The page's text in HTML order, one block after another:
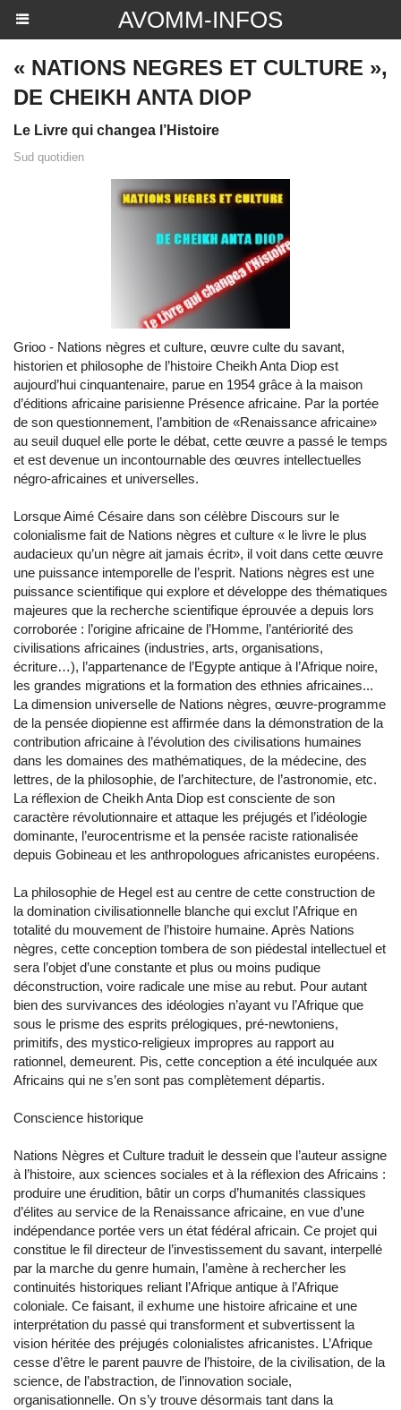
AVOMM-INFOS
« NATIONS NEGRES ET CULTURE »,
DE CHEIKH ANTA DIOP
Le Livre qui changea l’Histoire
Sud quotidien
Grioo - Nations nègres et culture, œuvre culte du savant,
historien et philosophe de l’histoire Cheikh Anta Diop est
aujourd’hui cinquantenaire, parue en 1954 grâce à la maison
d’éditions africaine parisienne Présence africaine. Par la portée
de son questionnement, l’ambition de «Renaissance africaine»
au seuil duquel elle porte le débat, cette œuvre a passé le temps
et est devenue un incontournable des œuvres intellectuelles
négro-africaines et universelles.
Lorsque Aimé Césaire dans son célèbre Discours sur le
colonialisme fait de Nations nègres et culture « le livre le plus
audacieux qu’un nègre ait jamais écrit», il voit dans cette œuvre
une puissance intemporelle de l’esprit. Nations nègres est une
puissance scientifique qui explore et développe des thématiques
majeures que la recherche scientifique éprouvée a depuis lors
corroborée : l’origine africaine de l’Homme, l’antériorité des
civilisations africaines (industries, arts, organisations,
écriture…), l’appartenance de l’Egypte antique à l’Afrique noire,
les grandes migrations et la formation des ethnies africaines...
La dimension universelle de Nations nègres, œuvre-programme
de la pensée diopienne est affirmée dans la démonstration de la
contribution africaine à l’évolution des civilisations humaines
dans les domaines des mathématiques, de la médecine, des
lettres, de la philosophie, de l’architecture, de l’astronomie, etc.
La réflexion de Cheikh Anta Diop est consciente de son
caractère révolutionnaire et attaque les préjugés et l’idéologie
dominante, l’eurocentrisme et la pensée raciste rationalisée
depuis Gobineau et les anthropologues africanistes européens.
La philosophie de Hegel est au centre de cette construction de
la domination civilisationnelle blanche qui exclut l’Afrique en
totalité du mouvement de l’histoire humaine. Après Nations
nègres, cette conception tombera de son piédestal intellectuel et
sera l’objet d’une constante et plus ou moins pudique
déconstruction, voire radicale une mise au rebut. Pour autant
bien des survivances des idéologies n’ayant vu l’Afrique que
sous le prisme des esprits prélogiques, pré-newtoniens,
primitifs, des mystico-religieux impropres au rapport au
rationnel, demeurent. Pis, cette conception a été inculquée aux
Africains qui ne s’en sont pas complètement départis.
Conscience historique
Nations Nègres et Culture traduit le dessein que l’auteur assigne
à l’histoire, aux sciences sociales et à la réflexion des Africains :
produire une érudition, bâtir un corps d’humanités classiques
d’élites au service de la Renaissance africaine, en vue d’une
indépendance portée vers un état fédéral africain. Ce projet qui
constitue le fil directeur de l’investissement du savant, interpellé
par la marche du genre humain, l’amène à rechercher les
continuités historiques reliant l’Afrique antique à l’Afrique
coloniale. Ce faisant, il exhume une histoire africaine et une
interprétation du passé qui transforment et subvertissent la
vision héritée des préjugés colonialistes africanistes. L’Afrique
cesse d’être le parent pauvre de l’histoire, de la civilisation, de la
science, de l’abstraction, de l’innovation sociale,
organisationnelle. On s’y trouve désormais tant dans la